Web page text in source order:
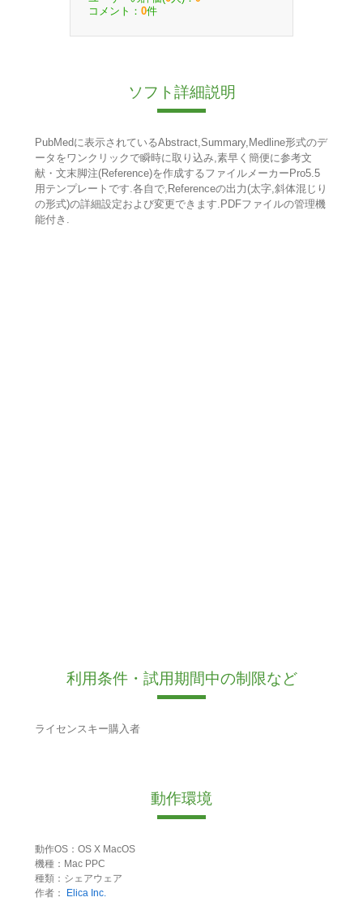
コメント： 0件
ソフト詳細説明
PubMedに表示されているAbstract,Summary,Medline形式のデ
ータをワンクリックで瞬時に取り込み,素早く簡便に参考文
献・文末脚注(Reference)を作成するファイルメーカーPro5.5
用テンプレートです.各自で,Referenceの出力(太字,斜体混じり
の形式)の詳細設定および変更できます.PDFファイルの管理機
能付き.
利用条件・試用期間中の制限など
ライセンスキー購入者
動作環境
動作OS：OS X MacOS
機種：Mac PPC
種類：シェアウェア
作者：
Elica Inc.